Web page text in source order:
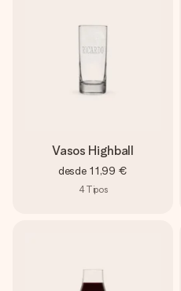
Vasos Highball
desde 11,99 €
4Tipos